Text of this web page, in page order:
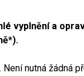
vyplnění a
nutná žádná